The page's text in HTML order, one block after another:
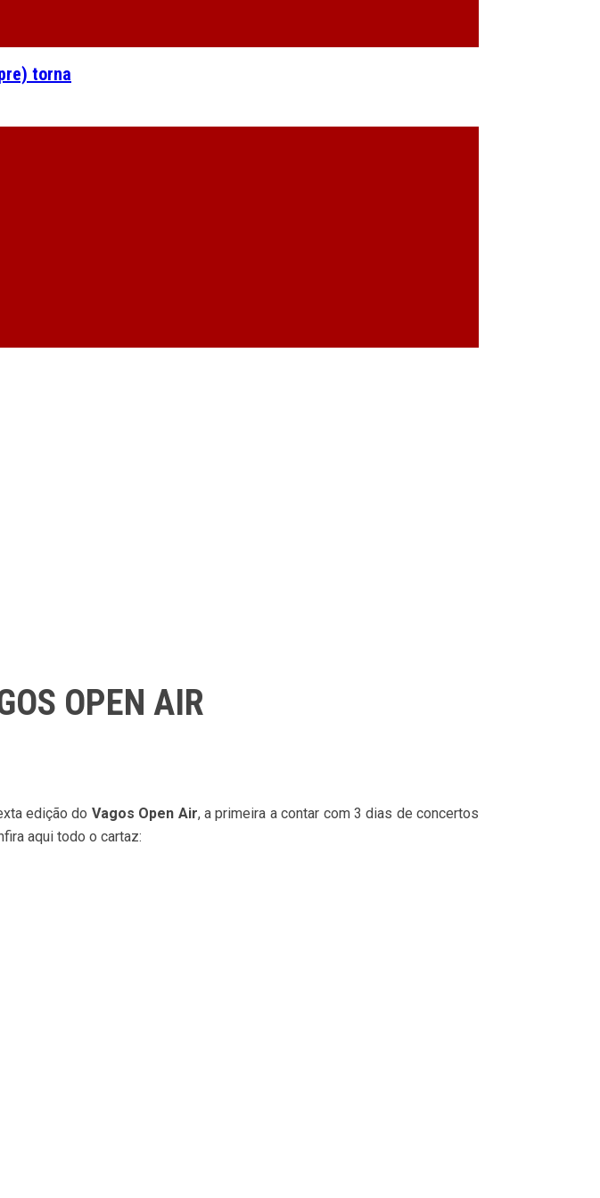
torna
OPEN AIR
edição do Vagos Open Air, a primeira a contar com 3 dias de concertos
aqui todo o cartaz: